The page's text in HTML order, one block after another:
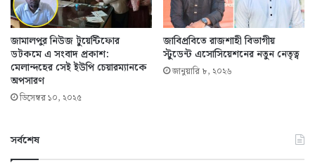
জামালপুর নিউজ টুয়েন্টিফোর
ডটকমে এ সংবাদ প্রকাশ:
মেলান্দহের সেই ইউপি চেয়ারম্যানকে
অপসারণ
ডিসেম্বর ১০, ২০২৫
জাবিপ্রবিতে রাজশাহী বিভাগীয়
স্টুডেন্ট এসোসিয়েশনের নতুন নেতৃত্ব
জানুয়ারি ৮, ২০২৬
সর্বশেষ